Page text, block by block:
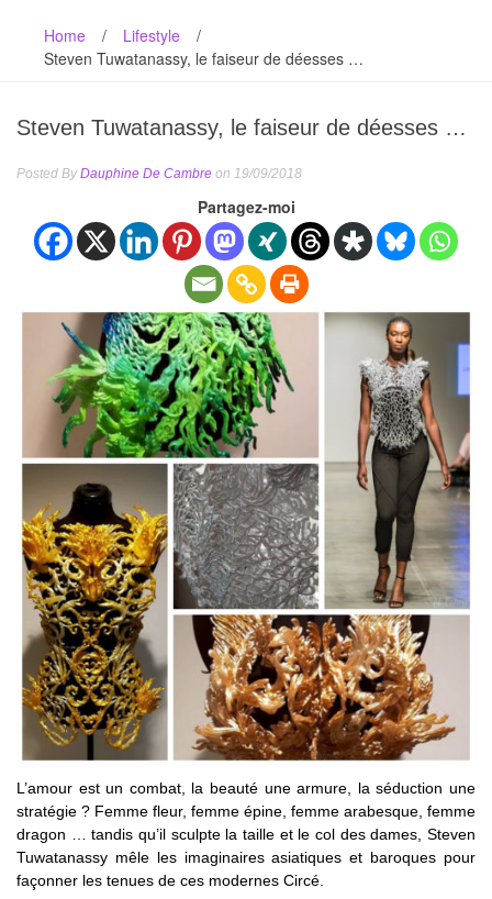
Home / Lifestyle
/
Steven Tuwatanassy, le faiseur de déesses …
Steven Tuwatanassy, le faiseur de déesses …
Posted ByDauphine De Cambre on 19/09/2018
Partagez-moi
L’amour est un combat, la beauté une armure, la séduction une
stratégie ? Femme fleur, femme épine, femme arabesque, femme
dragon … tandis qu’il sculpte la taille et le col des dames, Steven
Tuwatanassy mêle les imaginaires asiatiques et baroques pour
façonner les tenues de ces modernes Circé.